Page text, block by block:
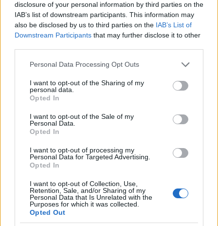
disclosure of your personal information by third parties on the
IAB’s list of downstream participants. This information may
also be disclosed by us to third parties on the IAB’s List of
Downstream Participants that may further disclose it to other
Please note that this website/app uses one or more Google
not limited to your visit or usage behaviour. You may click to
grant or deny consent to Google and its third-party tags to
use your data for below specified purposes in below Google
consent section.
Personal Data Processing Opt Outs
I want to opt-out of the Sharing of my
personal data.
Opted In
I want to opt-out of the Sale of my
Personal Data.
Opted In
I want to opt-out of processing my
Personal Data for Targeted Advertising.
Opted In
I want to opt-out of Collection, Use,
Retention, Sale, and/or Sharing of my
Personal Data that Is Unrelated with the
Purposes for which it was collected.
Opted Out